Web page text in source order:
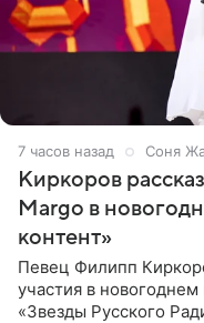
7 часов назад Соня
Киркоров
Margo в
контент»
Певец Филипп
участия в
«Звезды Русского